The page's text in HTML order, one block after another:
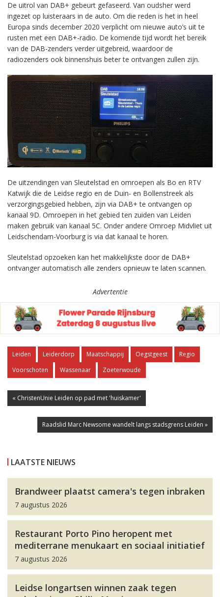
De uitrol van DAB+ gebeurt gefaseerd. Van oudsher werd
ingezet op luisteraars in de auto. Om die reden is het in heel
Europa sinds december 2020 verplicht om nieuwe auto’s uit te
rusten met een DAB+-radio. De komende tijd wordt het bereik
van de DAB-zenders verder uitgebreid, waardoor de
radiozenders ook binnenshuis beter te ontvangen zullen zijn.
De uitzendingen van Sleutelstad en omroepen als Bo en RTV
Katwijk die de Leidse regio en de Duin- en Bollenstreek als
verzorgingsgebied hebben, zijn via DAB+ te ontvangen op
kanaal 9D. Omroepen in het gebied ten zuiden van Leiden
maken gebruik van kanaal 5C. Onder andere Omroep Midvliet uit
Leidschendam-Voorburg is via dat kanaal te horen.
Sleutelstad opzoeken kan het makkelijkste door de DAB+
ontvanger automatisch alle zenders opnieuw te laten scannen.
Advertentie
Leiden Leiderdorp Maatschappij Oegstgeest
Regio
Voorschoten
Wassenaar Zoeterwoude
« ChristenUnie Leiden op pad met 'huiskamer'
Raadslid Marc Newsome wandelt langs stadsgrens Leiden »
LAATSTE NIEUWS
Brandweer plaatst camera's tegen inbraken
7 augustus 2026
Restaurant Porto Pino heropent met
mediterrane menukaart en sociaal initiatief
7 augustus 2026
Leidse longartsen winnen zaak tegen